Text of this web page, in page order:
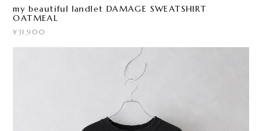
my beautiful landlet DAMAGE SWEATSHIRT
OATMEAL
¥31,900